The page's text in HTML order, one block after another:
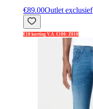
€89.00Outlet exclusief
€10 korting V.A. €100: Z010